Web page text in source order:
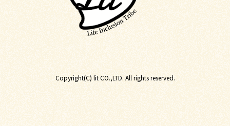
Copyright(C) lit CO.,LTD. All rights reserved.